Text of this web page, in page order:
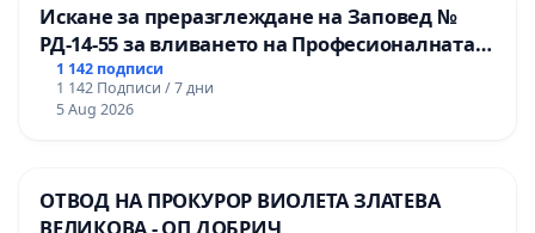
Искане за преразглеждане на Заповед №
РД-14-55 за вливането на Професионалната
гимназия по промишлени технологии в
Професионалната гимназия по икономика и
мениджмънт – гр. Пазарджик
1 142 подписи
1 142 Подписи / 7 дни
5 Aug 2026
ОТВОД НА ПРОКУРОР ВИОЛЕТА ЗЛАТЕВА